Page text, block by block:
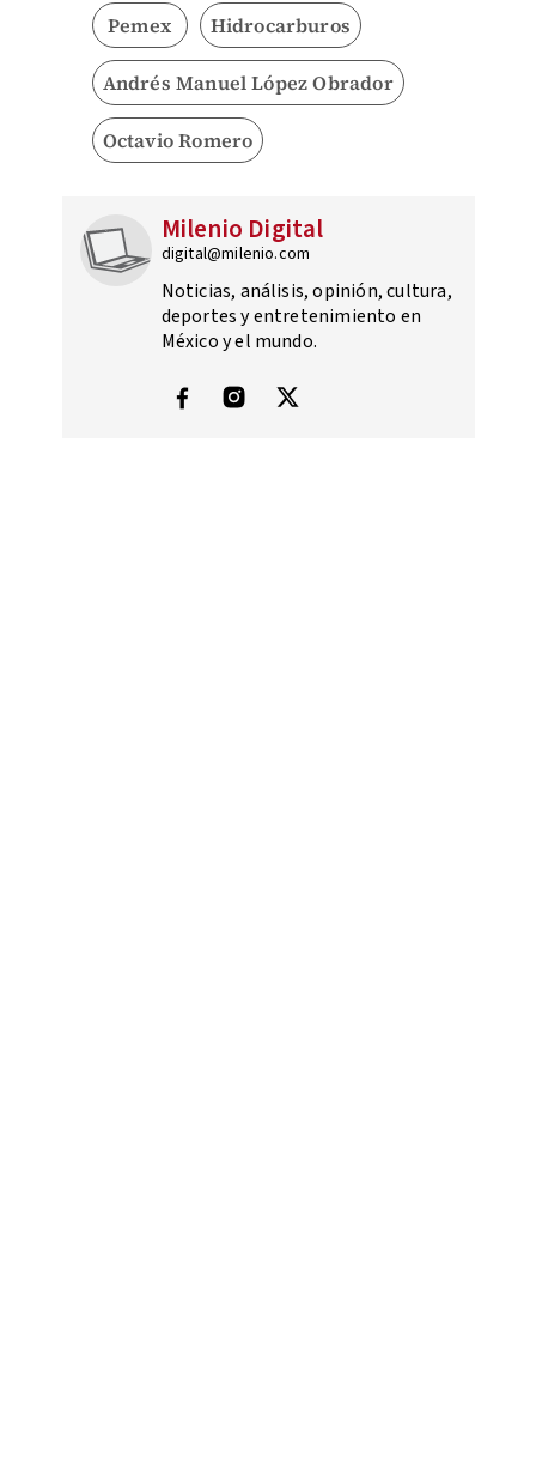
Pemex Hidrocarburos
Andrés Manuel López Obrador
Octavio Romero
Milenio Digital
digital@milenio.com
Noticias, análisis, opinión, cultura,
deportes y entretenimiento en
México y el mundo.